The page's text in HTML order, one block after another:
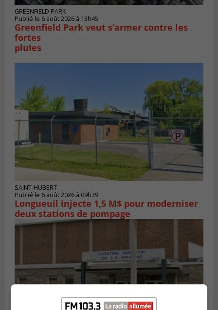
GREENFIELD PARK
Publié le 6 août 2026 à 13h45
Greenfield Park veut s’armer contre les
fortes
pluies
SAINT-HUBERT
Publié le 6 août 2026 à 09h39
Longueuil injecte 1,5 M$ pour moderniser
deux stations de pompage